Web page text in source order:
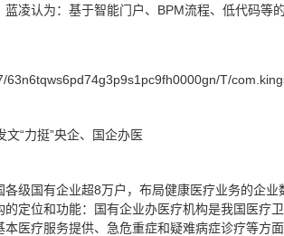
蓝凌认为：基于智能门户、BPM流程、低代码等
文“力挺”央企、国企办医
各级国有企业超8万户，布局健康医疗业务的企
的定位和功能：国有企业办医疗机构是我国医疗
本医疗服务提供、急危重症和疑难病症诊疗等方